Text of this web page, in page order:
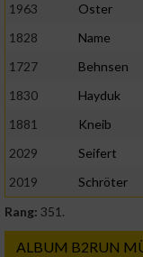
1963
Oster
1828
Name
1727
Behnsen
1830
Hayduk
1881
Kneib
2029
Seifert
2019
Schröter
Rang: 351.
ALBUM B2RUN
Analyse von
oder
verschiedenen
Verwendung
von Inhalten
IAB-Besonderheiten: